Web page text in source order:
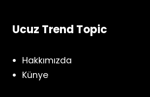
Ucuz Trend Topic
Hakkımızda
Künye